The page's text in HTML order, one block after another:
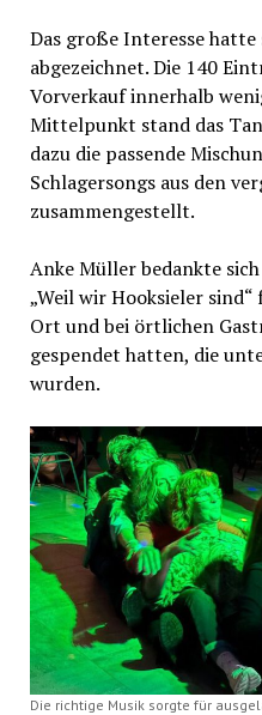
Das große Interesse
abgezeichnet. Die 140
Vorverkauf innerhalb
Mittelpunkt stand das
dazu die passende
Schlagersongs aus den
zusammengestellt.
Anke Müller bedankte
„Weil wir Hooksieler
Ort und bei örtlichen
gespendet hatten, die
wurden.
Die richtige Musik sorgte für